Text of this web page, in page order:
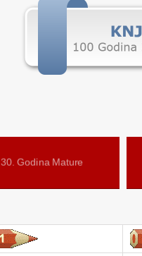
30. Godina Mature